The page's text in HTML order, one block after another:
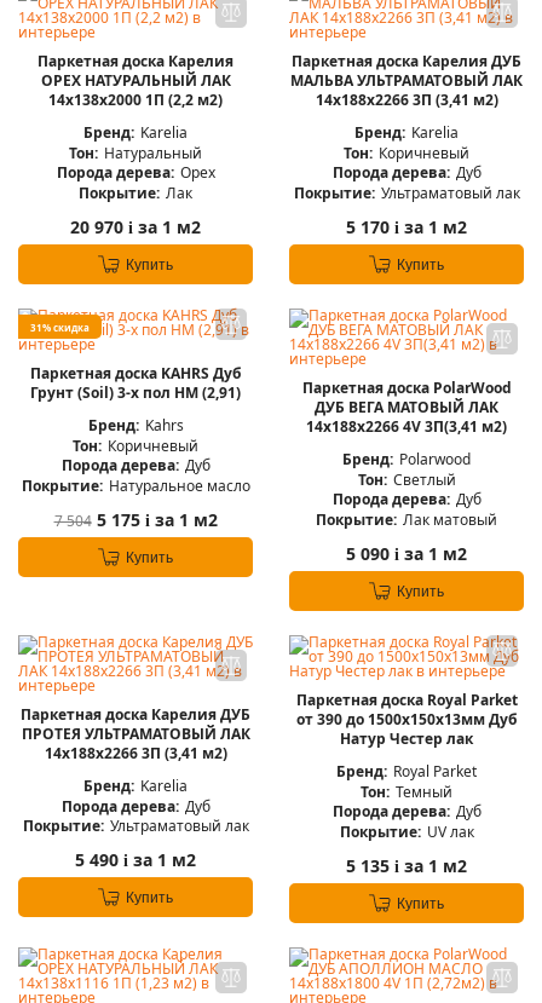
Паркетная доска Карелия
ОРЕХ НАТУРАЛЬНЫЙ ЛАК
14x138x2000 1П (2,2 м2)
Бренд: Karelia
Тон: Натуральный
Порода дерева: Орех
Покрытие: Лак
20 970 i за 1 м2
Купить
Паркетная доска Карелия ДУБ
МАЛЬВА УЛЬТРАМАТОВЫЙ ЛАК
14x188x2266 3П (3,41 м2)
Бренд: Karelia
Тон: Коричневый
Порода дерева: Дуб
Покрытие: Ультраматовый лак
5 170 i за 1 м2
Купить
31% скидка
Паркетная доска KAHRS Дуб
Грунт (Soil) 3-х пол НМ (2,91)
Бренд: Kahrs
Тон: Коричневый
Порода дерева: Дуб
Покрытие: Натуральное масло
7 504 5 175 iза 1 м2
Купить
Паркетная доска PolarWood
ДУБ ВЕГА МАТОВЫЙ ЛАК
14x188x2266 4V 3П(3,41 м2)
Бренд: Polarwood
Тон: Светлый
Порода дерева: Дуб
Покрытие: Лак матовый
5 090 i за 1 м2
Купить
Паркетная доска Карелия ДУБ
ПРОТЕЯ УЛЬТРАМАТОВЫЙ ЛАК
14x188x2266 3П (3,41 м2)
Бренд: Karelia
Порода дерева: Дуб
Покрытие: Ультраматовый лак
5 490 i за 1 м2
Купить
Паркетная доска Royal Parket
от 390 до 1500х150х13мм Дуб
Натур Честер лак
Бренд: Royal Parket
Тон: Темный
Порода дерева: Дуб
Покрытие: UV лак
5 135 i за 1 м2
Купить